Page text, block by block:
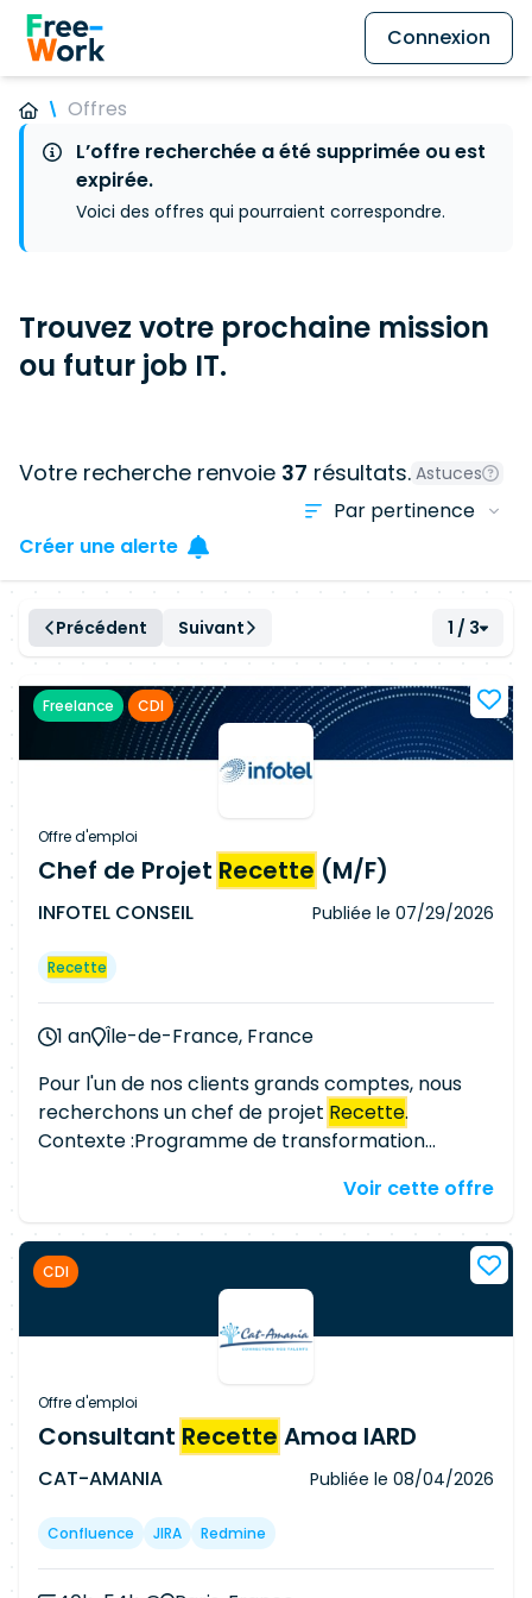
Connexion
Offres
L’offre recherchée a été supprimée ou est
expirée.
Voici des offres qui pourraient correspondre.
Trouvez votre prochaine mission
ou futur job IT.
Votre recherche renvoie 37 résultats. Astuces
Créer une alerte
Précédent Suivant 1 / 3
Freelance CDI
Offre d'emploi
Chef de Projet Recette (M/F)
INFOTEL CONSEIL Publiée le 07/29/2026
Recette
1 an Île-de-France, France
Pour l'un de nos clients grands comptes, nous
recherchons un chef de projet Recette.
Contexte :Programme de transformation
d'information sur un socle applicatif existant.
multiples, niveau d'exigence élevé. Missions
:Définir et porter la stratégie de
Construire et piloter le chronogramme jusqu'à la
de tests, gérer les anomalies Assurer un
reporting structuré à la direction de projet
(avancement, comptages, jalons) Gérer les
scénarios d'interface entre les deux SI
Voir cette offre
CDI
Offre d'emploi
Consultant Recette Amoa IARD
CAT-AMANIA Publiée le 08/04/2026
Confluence JIRA Redmine